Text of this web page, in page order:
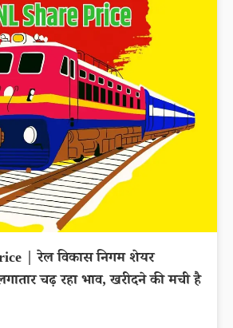
| रेल विकास निगम शेयर
चढ़ रहा भाव, खरीदने की मची है